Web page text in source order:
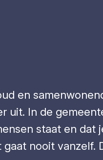
en
uit. In de
staat en
nooit